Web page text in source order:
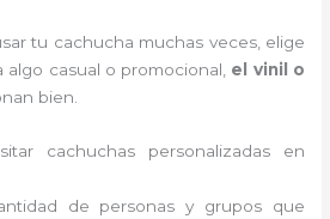
tu cachucha muchas veces, elige
algo casual o promocional, el vinil o
bien.
cachuchas personalizadas en
de personas y grupos que